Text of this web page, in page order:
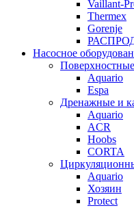
Vaillant-
Thermex
Gorenje
Насосное
Aquario
Espa
Дренажные и
Aquario
ACR
Hoobs
CORTA
Aquario
Хозяин
Protect